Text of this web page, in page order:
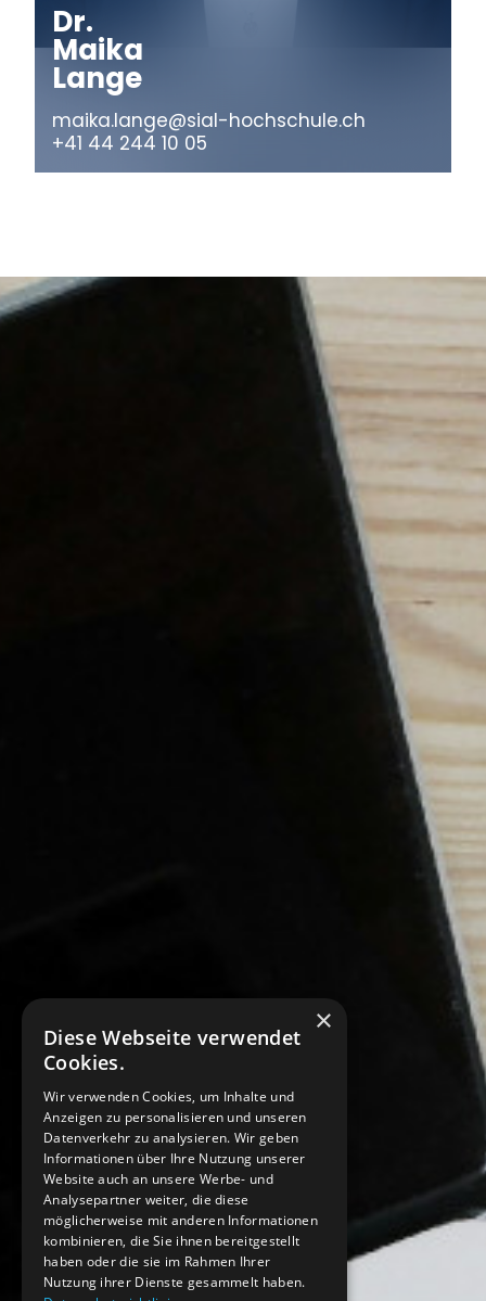
Dr.
Maika
Lange
maika.lange@sial-hochschule.ch
+41 44 244 10 05
×
Diese Webseite verwendet
Cookies.
Wir verwenden Cookies, um Inhalte und
Anzeigen zu personalisieren und unseren
Datenverkehr zu analysieren. Wir geben
Informationen über Ihre Nutzung unserer
Website auch an unsere Werbe- und
Analysepartner weiter, die diese
möglicherweise mit anderen Informationen
kombinieren, die Sie ihnen bereitgestellt
haben oder die sie im Rahmen Ihrer
Nutzung ihrer Dienste gesammelt haben.